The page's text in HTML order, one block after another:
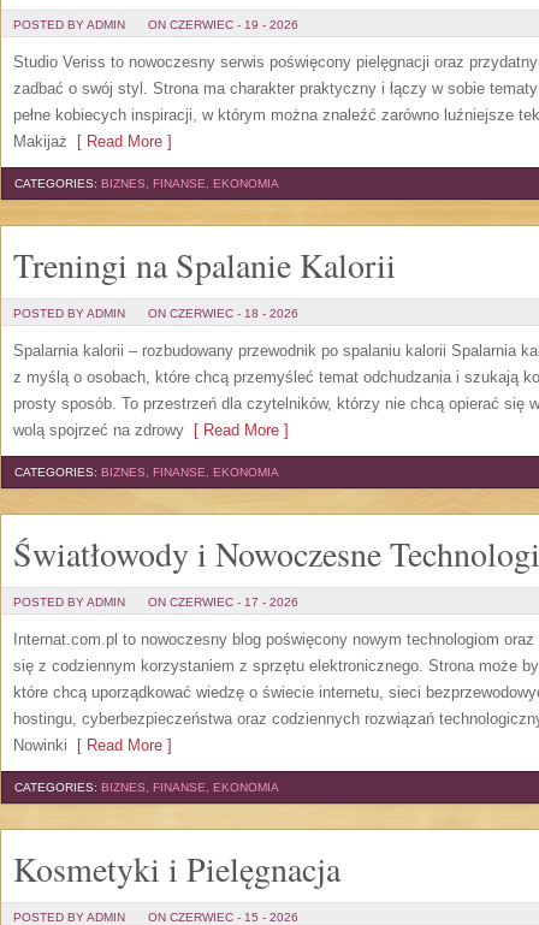
POSTED BY ADMIN ON CZERWIEC - 19 - 2026
Studio Veriss to nowoczesny serwis poświęcony pielęgnacji oraz
zadbać o swój styl. Strona ma charakter praktyczny i łączy w sobie
pełne kobiecych inspiracji, w którym można znaleźć zarówno luźniejsze
Makijaż [ Read More ]
CATEGORIES: BIZNES, FINANSE, EKONOMIA
Treningi na Spalanie Kalorii
POSTED BY ADMIN ON CZERWIEC - 18 - 2026
Spalarnia kalorii – rozbudowany przewodnik po spalaniu kalorii Spalarnia
z myślą o osobach, które chcą przemyśleć temat odchudzania i szukają
prosty sposób. To przestrzeń dla czytelników, którzy nie chcą opierać się
wolą spojrzeć na zdrowy [ Read More ]
CATEGORIES: BIZNES, FINANSE, EKONOMIA
Światłowody i Nowoczesne
POSTED BY ADMIN ON CZERWIEC - 17 - 2026
Internat.com.pl to nowoczesny blog poświęcony nowym technologiom
się z codziennym korzystaniem z sprzętu elektronicznego. Strona może
które chcą uporządkować wiedzę o świecie internetu, sieci
hostingu, cyberbezpieczeństwa oraz codziennych rozwiązań
Nowinki [ Read More ]
CATEGORIES: BIZNES, FINANSE, EKONOMIA
Kosmetyki i Pielęgnacja
POSTED BY ADMIN ON CZERWIEC - 15 - 2026